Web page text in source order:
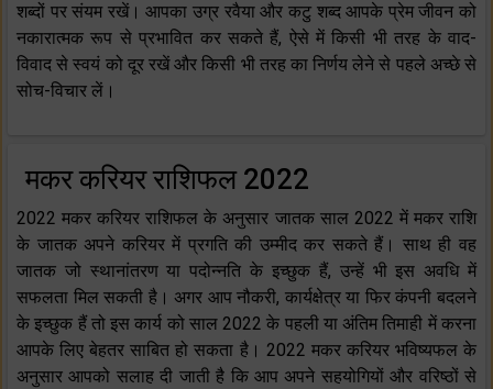
शब्दों पर संयम रखें। आपका उग्र रवैया और कटु शब्द आपके प्रेम जीवन को
नकारात्मक रूप से प्रभावित कर सकते हैं, ऐसे में किसी भी तरह के वाद-
विवाद से स्वयं को दूर रखें और किसी भी तरह का निर्णय लेने से पहले अच्छे से
सोच-विचार लें।
मकर करियर राशिफल 2022
2022 मकर करियर राशिफल के अनुसार जातक साल 2022 में मकर राशि
के जातक अपने करियर में प्रगति की उम्मीद कर सकते हैं। साथ ही वह
जातक जो स्थानांतरण या पदोन्नति के इच्छुक हैं, उन्हें भी इस अवधि में
सफलता मिल सकती है। अगर आप नौकरी, कार्यक्षेत्र या फिर कंपनी बदलने
के इच्छुक हैं तो इस कार्य को साल 2022 के पहली या अंतिम तिमाही में करना
आपके लिए बेहतर साबित हो सकता है। 2022 मकर करियर भविष्यफल के
अनुसार आपको सलाह दी जाती है कि आप अपने सहयोगियों और वरिष्ठों से